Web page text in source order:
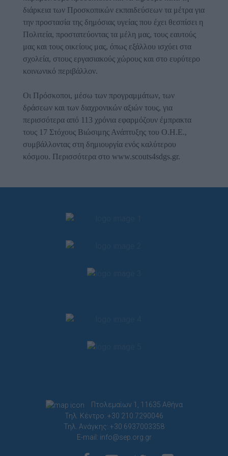
διάρκεια των Προσκοπικών εκπαιδεύσεων τα μέτρα για
την προστασία της δημόσιας υγείας που έχει θεσπίσει η
Πολιτεία, προστατεύοντας τα μέλη μας, τους εαυτούς
μας και τους οικείους μας, όπως εξάλλου ισχύει στα
σχολεία, στους εργασιακούς χώρους και στο ευρύτερο
κοινωνικό περιβάλλον.
Οι Πρόσκοποι, μέσω των προγραμμάτων, των
δράσεων και των διαχρονικών αξιών τους, για
περισσότερα από 113 χρόνια εφαρμόζουν έμπρακτα
τους 17 Στόχους Βιώσιμης Ανάπτυξης του Ο.Η.Ε.,
συμβάλλοντας στη δημιουργία ενός καλύτερου
κόσμου. Περισσότερα στο www.scouts4sdgs.gr.
Πτολεμαίων 1, 11635 Αθήνα
Τηλ. Κέντρο: +30 210.7290046
Τηλ. Ανάγκης: +30 6937003358
E-mail: info@sep.org.gr